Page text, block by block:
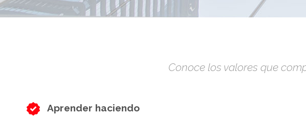
Conoce los valores que
Aprender haciendo